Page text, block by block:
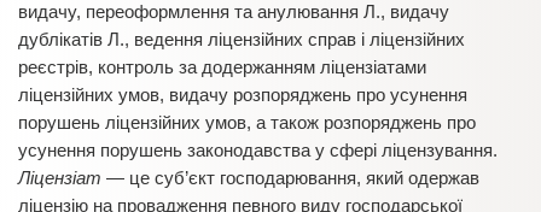
видачу, переоформлення та анулювання Л., видачу
дублікатів Л., ведення ліцензійних справ і ліцензійних
реєстрів, контроль за додержанням ліцензіатами
ліцензійних умов, видачу розпоряджень про усунення
порушень ліцензійних умов, а також розпоряджень про
усунення порушень законодавства у сфері ліцензування.
Ліцензіат — це суб’єкт господарювання, який одержав
ліцензію на провадження певного виду господарської